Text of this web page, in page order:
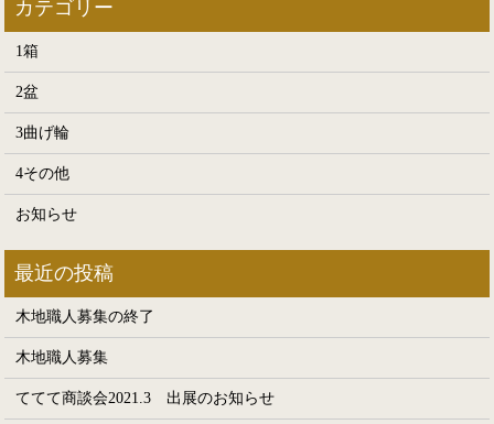
1箱
2盆
3曲げ輪
4その他
お知らせ
木地職人募集の終了
木地職人募集
ててて商談会2021.3 出展のお知らせ